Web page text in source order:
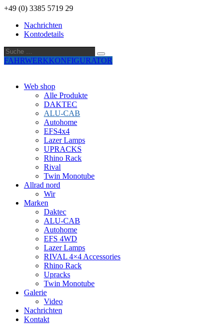
+49 (0) 3385 5719 29
Nachrichten
Kontodetails
Suche
…
Suche
FAHRWERKKONFIGURATOR
Web shop
Alle Produkte
DAKTEC
ALU-CAB
Autohome
EFS4x4
Lazer Lamps
UPRACKS
Rhino Rack
Rival
Twin Monotube
Allrad nord
Wir
Marken
Daktec
ALU-CAB
Autohome
EFS 4WD
Lazer Lamps
RIVAL 4×4 Accessories
Rhino Rack
Upracks
Twin Monotube
Galerie
Video
Nachrichten
Kontakt